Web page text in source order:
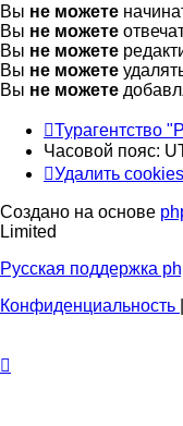
Вы не можете
Вы не можете
Вы не можете
Вы не можете
Вы не можете
Турагентство
Часовой пояс:
Удалить cookies
Создано на основе
Limited
Русская поддержка
Конфиденциальность